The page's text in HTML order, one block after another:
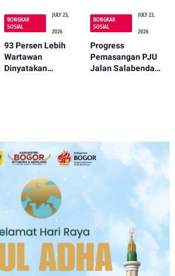
BONGKAR
SOSIAL
JULY 23,
2026
93 Persen Lebih
Wartawan
Dinyatakan
BONGKAR
SOSIAL
JULY 23,
2026
Progress
Pemasangan PJU
Jalan Salabenda